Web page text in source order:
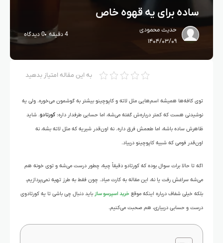
ساده برای یه قهوه خاص
حدیث محمودی
۱۴۰۴/۰۳/۰۹
4 دقیقه 0 دیدگاه
به این مقاله امتیاز بدهید
توی کافه‌ها همیشه اسم‌هایی مثل لاته و کاپوچینو بیشتر به گوشمون می‌خوره. ولی یه
نوشیدنی هست که کمتر درباره‌ش گفته می‌شه، اما حسابی طرفدار داره: کورتادو. شاید
ظاهرش ساده باشه، اما طعمش فرق داره. نه اون‌قدر شیریه که مثل لاته بشه، نه
اون‌قدر فومی که شبیه کاپوچینو دربیاد.
اگه تا حالا برات سوال بوده که کورتادو دقیقاً چیه، چطور درست می‌شه و توی خونه هم
می‌شه سراغش رفت یا نه، این مقاله به کارت میاد. چون فقط به طرز تهیه نمی‌پردازیم،
بلکه خیلی شفاف درباره اینکه موقع خرید اسپرسو ساز باید دنبال چی باشی تا یه کورتادوی
درست‌ و حسابی دربیاری، هم صحبت می‌کنیم.